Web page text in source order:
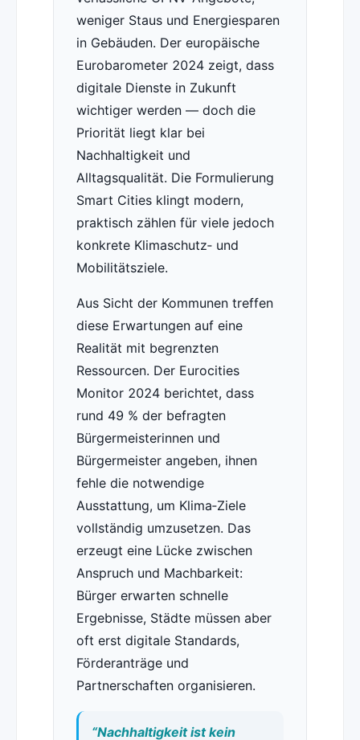
weniger Staus und Energiesparen
in Gebäuden. Der europäische
Eurobarometer 2024 zeigt, dass
digitale Dienste in Zukunft
wichtiger werden — doch die
Priorität liegt klar bei
Nachhaltigkeit und
Alltagsqualität. Die Formulierung
Smart Cities klingt modern,
praktisch zählen für viele jedoch
konkrete Klimaschutz‑ und
Mobilitätsziele.
Aus Sicht der Kommunen treffen
diese Erwartungen auf eine
Realität mit begrenzten
Ressourcen. Der Eurocities
Monitor 2024 berichtet, dass
rund 49 % der befragten
Bürgermeisterinnen und
Bürgermeister angeben, ihnen
fehle die notwendige
Ausstattung, um Klima‑Ziele
vollständig umzusetzen. Das
erzeugt eine Lücke zwischen
Anspruch und Machbarkeit:
Bürger erwarten schnelle
Ergebnisse, Städte müssen aber
oft erst digitale Standards,
Förderanträge und
Partnerschaften organisieren.
“Nachhaltigkeit ist kein